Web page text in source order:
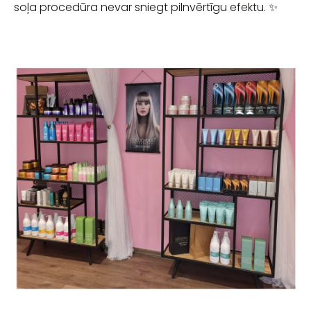
soļa procedūra nevar sniegt pilnvērtīgu efektu. ✨